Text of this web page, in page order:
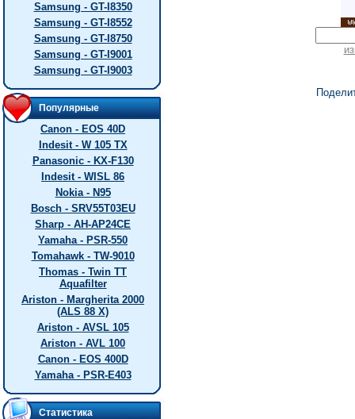
Samsung - GT-I8350
Samsung - GT-I8552
Samsung - GT-I8750
Samsung - GT-I9001
Samsung - GT-I9003
Популярные
Canon - EOS 40D
Indesit - W 105 TX
Panasonic - KX-F130
Indesit - WISL 86
Nokia - N95
Bosch - SRV55T03EU
Sharp - AH-AP24CE
Yamaha - PSR-550
Tomahawk - TW-9010
Thomas - Twin TT
Aquafilter
Ariston - Margherita 2000
(ALS 88 X)
Ariston - AVSL 105
Ariston - AVL 100
Canon - EOS 400D
Yamaha - PSR-E403
Статистика